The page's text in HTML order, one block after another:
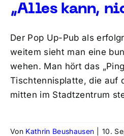
„Alles kann,
Der Pop Up-Pub als
weitem sieht man eine
wehen. Man hört das
Tischtennisplatte, die auf
mitten im Stadtzentrum
Von Kathrin Beushausen 10.